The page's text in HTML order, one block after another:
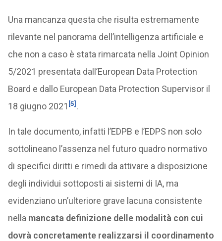
Una mancanza questa che risulta estremamente
rilevante nel panorama dell’intelligenza artificiale e
che non a caso è stata rimarcata nella Joint Opinion
5/2021 presentata dall’European Data Protection
Board e dallo European Data Protection Supervisor il
18 giugno 2021 [5] .
In tale documento, infatti l’EDPB e l’EDPS non solo
sottolineano l’assenza nel futuro quadro normativo
di specifici diritti e rimedi da attivare a disposizione
degli individui sottoposti ai sistemi di IA, ma
evidenziano un’ulteriore grave lacuna consistente
nella mancata definizione delle modalità con cui
dovrà concretamente realizzarsi il coordinamento